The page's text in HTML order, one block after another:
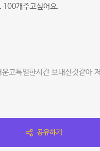
100개주고싶어요.
고특별한시간 보내신것같아 저
공유하기